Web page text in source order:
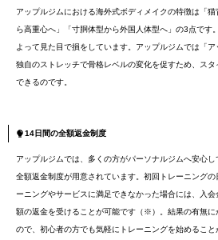
アップルジムにおける海外式ボディメイクの特徴は「
ら高重心へ」「寸胴体型から外国人体型へ」の3点です
よって見た目で損をしています。アップルジムでは「
独自のストレッチで骨格レベルの変化を促すため、ス
できるのです。
14日間の全額返金制度
アップルジムでは、多くの方がパーソナルジムへ安心
全額返金制度が用意されています。初回トレーニング
ーニングやサービスに満足できなかった場合には、入
額の返金を受けることが可能です（※）。結果の有無に
ので、初心者の方でも気軽にトレーニングを始めること